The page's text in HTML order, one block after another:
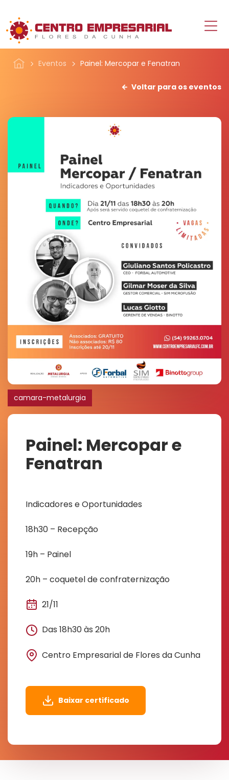
Eventos Painel: Mercopar e Fenatran
Voltar para os eventos
camara-metalurgia
Painel: Mercopar e
Fenatran
Indicadores e Oportunidades
18h30 – Recepção
19h – Painel
20h – coquetel de confraternização
21/11
Das 18h30 às 20h
Centro Empresarial de Flores da Cunha
Baixar certificado